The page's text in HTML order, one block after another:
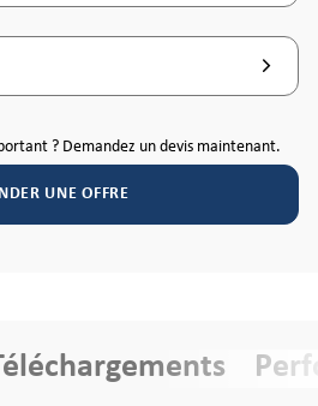
? Demandez un devis maintenant.
UNE OFFRE